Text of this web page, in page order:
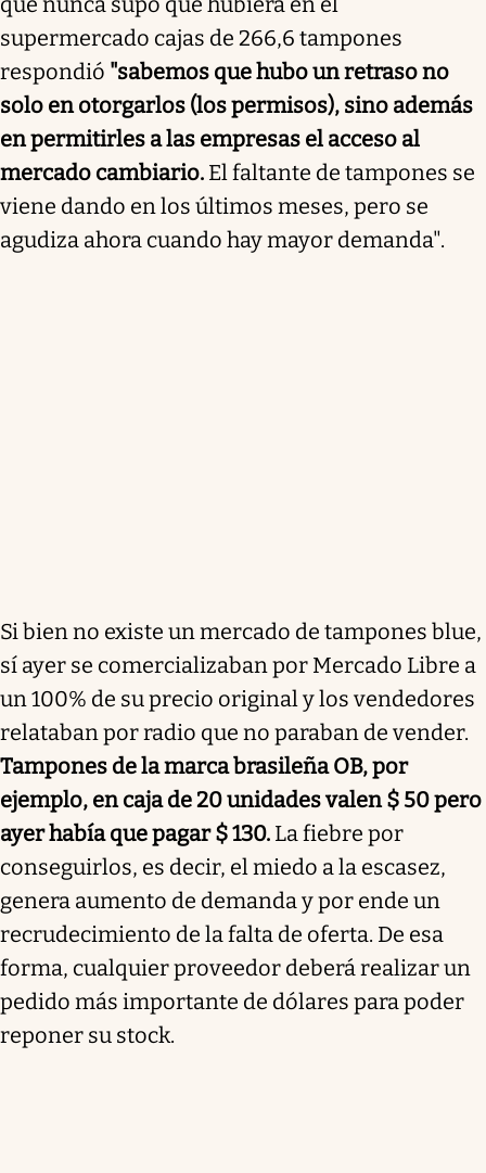
supermercado cajas de 266,6 tampones
respondió "sabemos que hubo un retraso no
solo en otorgarlos (los permisos), sino además
en permitirles a las empresas el acceso al
mercado cambiario. El faltante de tampones se
viene dando en los últimos meses, pero se
agudiza ahora cuando hay mayor demanda".
Si bien no existe un mercado de tampones blue,
sí ayer se comercializaban por Mercado Libre a
un 100% de su precio original y los vendedores
relataban por radio que no paraban de vender.
Tampones de la marca brasileña OB, por
ejemplo, en caja de 20 unidades valen $ 50 pero
ayer había que pagar $ 130. La fiebre por
conseguirlos, es decir, el miedo a la escasez,
genera aumento de demanda y por ende un
recrudecimiento de la falta de oferta. De esa
forma, cualquier proveedor deberá realizar un
pedido más importante de dólares para poder
reponer su stock.